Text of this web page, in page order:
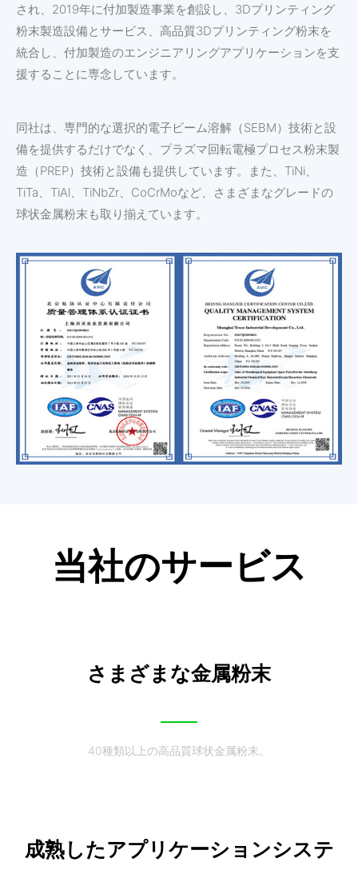
され、2019年に付加製造事業を創設し、3Dプリンティング
粉末製造設備とサービス、高品質3Dプリンティング粉末を
統合し、付加製造のエンジニアリングアプリケーションを支
援することに専念しています。
同社は、専門的な選択的電子ビーム溶解（SEBM）技術と設
備を提供するだけでなく、プラズマ回転電極プロセス粉末製
造（PREP）技術と設備も提供しています。また、TiNi、
TiTa、TiAl、TiNbZr、CoCrMoなど、さまざまなグレードの
球状金属粉末も取り揃えています。
当社のサービス
さまざまな金属粉末
40種類以上の高品質球状金属粉末。
成熟したアプリケーションシステ